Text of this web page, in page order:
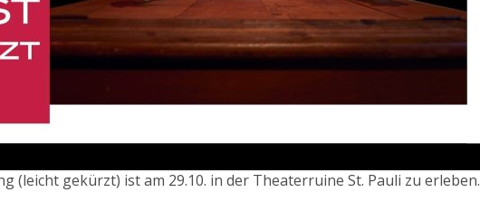
(leicht gekürzt) ist am 29.10. in der Theaterruine St. Pauli zu erleben.